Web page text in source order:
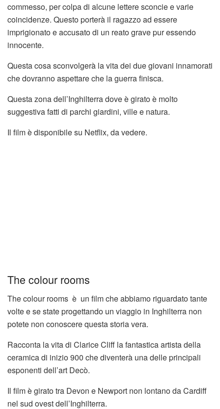
commesso, per colpa di alcune lettere sconcie e varie
coincidenze. Questo porterà il ragazzo ad essere
imprigionato e accusato di un reato grave pur essendo
innocente.
Questa cosa sconvolgerà la vita dei due giovani innamorati
che dovranno aspettare che la guerra finisca.
Questa zona dell’Inghilterra dove è girato è molto
suggestiva fatti di parchi giardini, ville e natura.
Il film è disponibile su Netflix, da vedere.
The colour rooms
The colour rooms è un film che abbiamo riguardato tante
volte e se state progettando un viaggio in Inghilterra non
potete non conoscere questa storia vera.
Racconta la vita di Clarice Cliff la fantastica artista della
ceramica di inizio 900 che diventerà una delle principali
esponenti dell’art Decò.
Il film è girato tra Devon e Newport non lontano da Cardiff
nel sud ovest dell’Inghilterra.